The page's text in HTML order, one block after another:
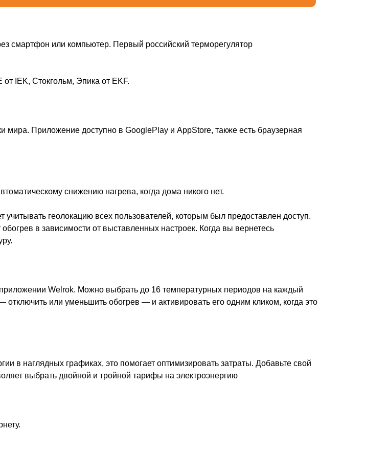
смартфон или компьютер. Первый российский терморегулятор
IEK, Стокгольм, Эпика от EKF.
мира. Приложение доступно в GooglePlay и AppStore, также есть браузерная
снижению нагрева, когда дома никого нет.
геолокацию всех пользователей, которым был предоставлен доступ.
в зависимости от выставленных настроек. Когда вы вернетесь
Welrok. Можно выбрать до 16 температурных периодов на каждый
или уменьшить обогрев — и активировать его одним кликом, когда это
в наглядных графиках, это помогает оптимизировать затраты. Добавьте свой
выбрать двойной и тройной тарифы на электроэнергию